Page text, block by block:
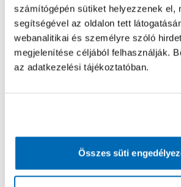
számítógépén sütiket helyezzenek el,
segítségével az oldalon tett
webanalitikai és személyre szóló
megjelenítése céljából felhasználják.
az adatkezelési tájékoztatóban.
Összes süti